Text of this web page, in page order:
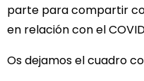
parte para compartir
en relación con el
Os dejamos el cuadro